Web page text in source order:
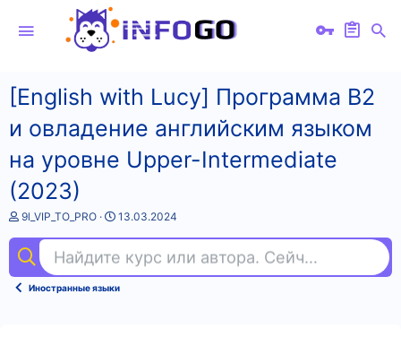
[English with Lucy] Программа B2
и овладение английским языком
на уровне Upper-Intermediate
(2023)
А
т
о
т
9l_VIP_TO_PRO
Д
а
н
а
13.03.2024
Найдите курс или автора. Сейчас ищут
Иностранные языки